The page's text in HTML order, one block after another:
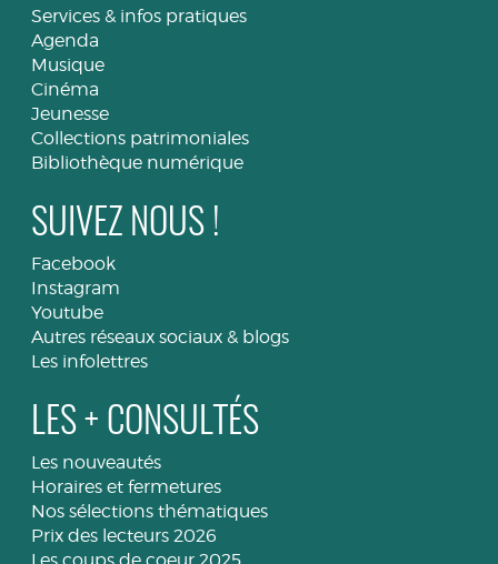
Services & infos pratiques
Agenda
Musique
Cinéma
Jeunesse
Collections patrimoniales
Bibliothèque numérique
SUIVEZ NOUS !
Facebook
Instagram
Youtube
Autres réseaux sociaux & blogs
Les infolettres
LES + CONSULTÉS
Les nouveautés
Horaires et fermetures
Nos sélections thématiques
Prix des lecteurs 2026